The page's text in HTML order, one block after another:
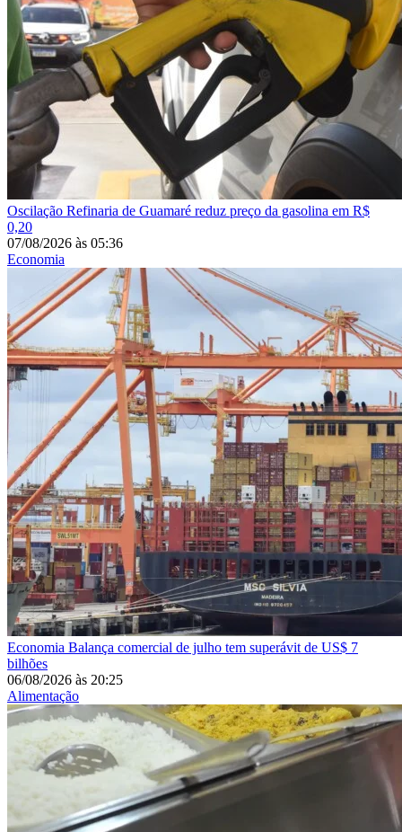
Oscilação Refinaria de Guamaré reduz preço da gasolina em R$
0,20
07/08/2026 às 05:36
Economia
Economia Balança comercial de julho tem superávit de US$ 7
bilhões
06/08/2026 às 20:25
Alimentação